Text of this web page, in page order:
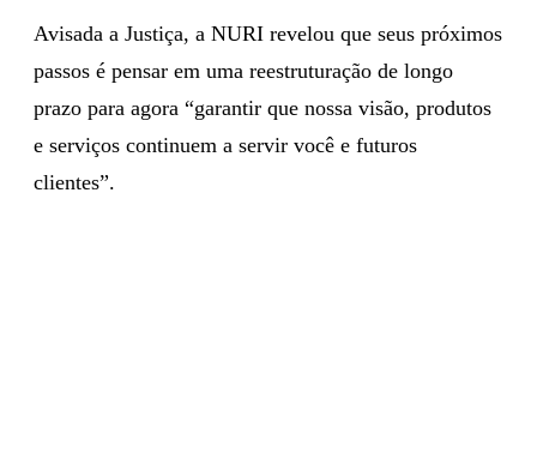
Avisada a Justiça, a NURI revelou que seus próximos
passos é pensar em uma reestruturação de longo
prazo para agora “garantir que nossa visão, produtos
e serviços continuem a servir você e futuros
clientes”.